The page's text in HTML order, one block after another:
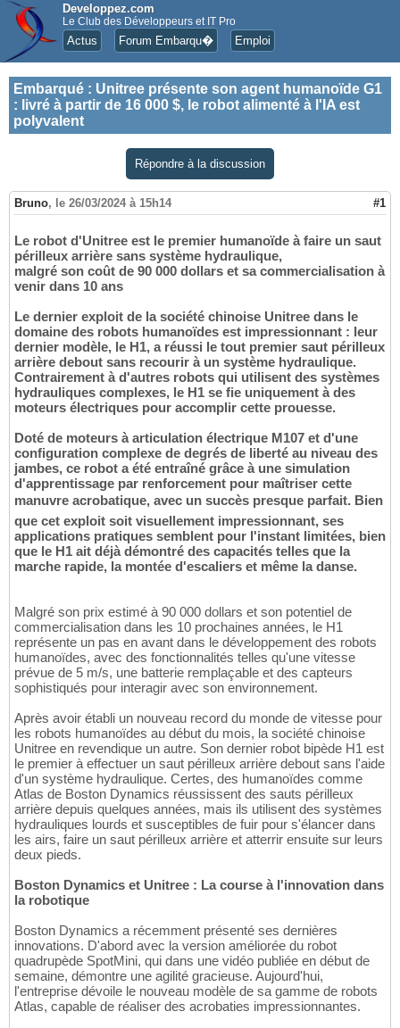
Developpez.com
Le Club des Développeurs et IT Pro
Actus Forum Embarqu� Emploi
Embarqué : Unitree présente son agent humanoïde G1
: livré à partir de 16 000 $, le robot alimenté à l'IA est
polyvalent
Répondre à la discussion
Bruno, le 26/03/2024 à 15h14 #1
Le robot d'Unitree est le premier humanoïde à faire un saut
périlleux arrière sans système hydraulique,
malgré son coût de 90 000 dollars et sa commercialisation à
venir dans 10 ans
Le dernier exploit de la société chinoise Unitree dans le
domaine des robots humanoïdes est impressionnant : leur
dernier modèle, le H1, a réussi le tout premier saut périlleux
arrière debout sans recourir à un système hydraulique.
Contrairement à d'autres robots qui utilisent des systèmes
hydrauliques complexes, le H1 se fie uniquement à des
moteurs électriques pour accomplir cette prouesse.
Doté de moteurs à articulation électrique M107 et d'une
configuration complexe de degrés de liberté au niveau des
jambes, ce robot a été entraîné grâce à une simulation
d'apprentissage par renforcement pour maîtriser cette
manuvre acrobatique, avec un succès presque parfait. Bien
que cet exploit soit visuellement impressionnant, ses
applications pratiques semblent pour l'instant limitées, bien
que le H1 ait déjà démontré des capacités telles que la
marche rapide, la montée d'escaliers et même la danse.
Malgré son prix estimé à 90 000 dollars et son potentiel de
commercialisation dans les 10 prochaines années, le H1
représente un pas en avant dans le développement des robots
humanoïdes, avec des fonctionnalités telles qu'une vitesse
prévue de 5 m/s, une batterie remplaçable et des capteurs
sophistiqués pour interagir avec son environnement.
Après avoir établi un nouveau record du monde de vitesse pour
les robots humanoïdes au début du mois, la société chinoise
Unitree en revendique un autre. Son dernier robot bipède H1 est
le premier à effectuer un saut périlleux arrière debout sans l'aide
d'un système hydraulique. Certes, des humanoïdes comme
Atlas de Boston Dynamics réussissent des sauts périlleux
arrière depuis quelques années, mais ils utilisent des systèmes
hydrauliques lourds et susceptibles de fuir pour s'élancer dans
les airs, faire un saut périlleux arrière et atterrir ensuite sur leurs
deux pieds.
Boston Dynamics et Unitree : La course à l'innovation dans
la robotique
Boston Dynamics a récemment présenté ses dernières
innovations. D'abord avec la version améliorée du robot
quadrupède SpotMini, qui dans une vidéo publiée en début de
semaine, démontre une agilité gracieuse. Aujourd'hui,
l'entreprise dévoile le nouveau modèle de sa gamme de robots
Atlas, capable de réaliser des acrobaties impressionnantes.